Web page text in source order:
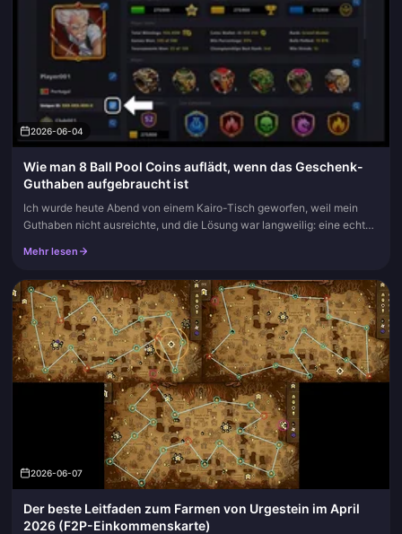
2026-06-04
Wie man 8 Ball Pool Coins auflädt, wenn das Geschenk-
Guthaben aufgebraucht ist
Ich wurde heute Abend von einem Kairo-Tisch geworfen, weil mein
Guthaben nicht ausreichte, und die Lösung war langweilig: eine echte
Mehr lesen
2026-06-07
Der beste Leitfaden zum Farmen von Urgestein im April
2026 (F2P-Einkommenskarte)